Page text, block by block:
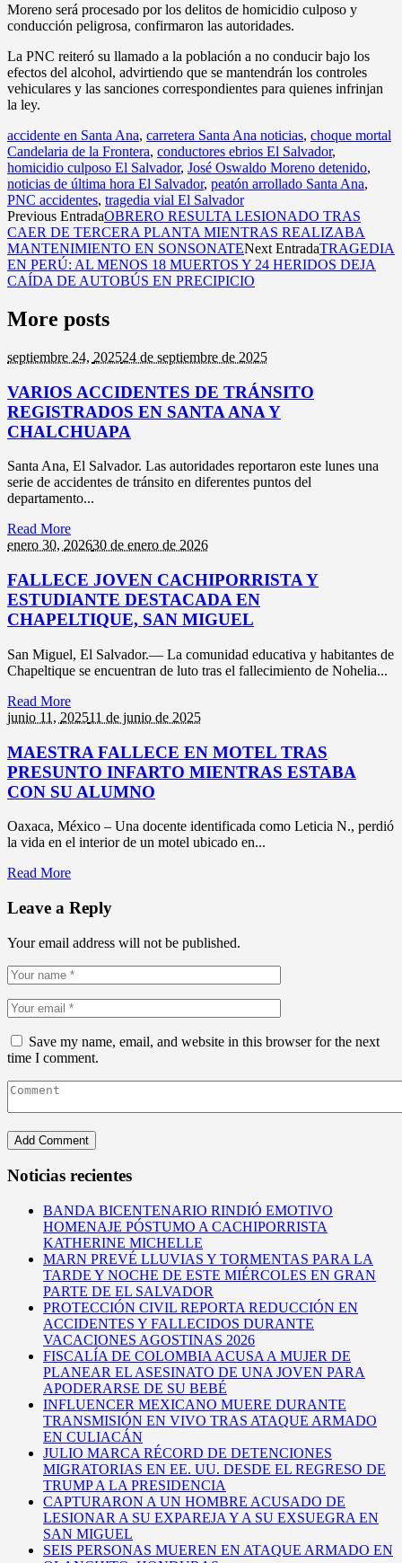
Moreno será procesado por los delitos de homicidio culposo y
conducción peligrosa, confirmaron las autoridades.
La PNC reiteró su llamado a la población a no conducir bajo los
efectos del alcohol, advirtiendo que se mantendrán los controles
vehiculares y las sanciones correspondientes para quienes infrinjan
la ley.
accidente en Santa Ana, carretera Santa Ana noticias, choque mortal
Candelaria de la Frontera, conductores ebrios El Salvador,
homicidio culposo El Salvador, José Oswaldo Moreno detenido,
noticias de última hora El Salvador, peatón arrollado Santa Ana,
PNC accidentes, tragedia vial El Salvador
Previous EntradaOBRERO RESULTA LESIONADO TRAS
CAER DE TERCERA PLANTA MIENTRAS REALIZABA
MANTENIMIENTO EN SONSONATENext EntradaTRAGEDIA
EN PERÚ: AL MENOS 18 MUERTOS Y 24 HERIDOS DEJA
CAÍDA DE AUTOBÚS EN PRECIPICIO
More posts
septiembre 24, 202524 de septiembre de 2025
VARIOS ACCIDENTES DE TRÁNSITO
REGISTRADOS EN SANTA ANA Y
CHALCHUAPA
Santa Ana, El Salvador. Las autoridades reportaron este lunes una
serie de accidentes de tránsito en diferentes puntos del
departamento...
Read More
enero 30, 202630 de enero de 2026
FALLECE JOVEN CACHIPORRISTA Y
ESTUDIANTE DESTACADA EN
CHAPELTIQUE, SAN MIGUEL
San Miguel, El Salvador.— La comunidad educativa y habitantes de
Chapeltique se encuentran de luto tras el fallecimiento de Nohelia...
Read More
junio 11, 202511 de junio de 2025
MAESTRA FALLECE EN MOTEL TRAS
PRESUNTO INFARTO MIENTRAS ESTABA
CON SU ALUMNO
Oaxaca, México – Una docente identificada como Leticia N., perdió
la vida en el interior de un motel ubicado en...
Read More
Leave a Reply
Your email address will not be published.
Save my name, email, and website in this browser for the next
time I comment.
Noticias recientes
BANDA BICENTENARIO RINDIÓ EMOTIVO
HOMENAJE PÓSTUMO A CACHIPORRISTA
KATHERINE MICHELLE
MARN PREVÉ LLUVIAS Y TORMENTAS PARA LA
TARDE Y NOCHE DE ESTE MIÉRCOLES EN GRAN
PARTE DE EL SALVADOR
PROTECCIÓN CIVIL REPORTA REDUCCIÓN EN
ACCIDENTES Y FALLECIDOS DURANTE
VACACIONES AGOSTINAS 2026
FISCALÍA DE COLOMBIA ACUSA A MUJER DE
PLANEAR EL ASESINATO DE UNA JOVEN PARA
APODERARSE DE SU BEBÉ
INFLUENCER MEXICANO MUERE DURANTE
TRANSMISIÓN EN VIVO TRAS ATAQUE ARMADO
EN CULIACÁN
JULIO MARCA RÉCORD DE DETENCIONES
MIGRATORIAS EN EE. UU. DESDE EL REGRESO DE
TRUMP A LA PRESIDENCIA
CAPTURARON A UN HOMBRE ACUSADO DE
LESIONAR A SU EXPAREJA Y A SU EXSUEGRA EN
SAN MIGUEL
SEIS PERSONAS MUEREN EN ATAQUE ARMADO EN